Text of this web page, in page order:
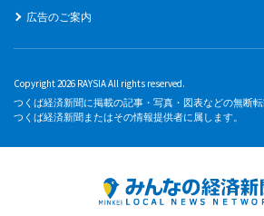
広告のご案内
Copyright 2026 RAYSIA All rights reserved.
つくば経済新聞に掲載の記事・写真・図表などの無断
つくば経済新聞またはその情報提供者に属します。